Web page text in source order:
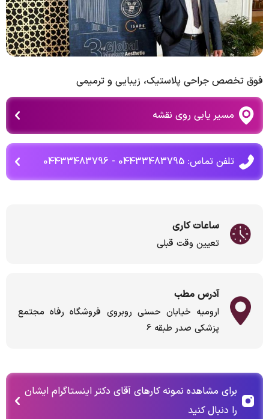
فوق تخصص جراحی پلاستیک، زیبایی و ترمیمی
مسیر یابی روی نقشه
تلفن تماس: 04433483795 - 04433483796
ساعات کاری
تعیین وقت قبلی
آدرس مطب
ارومیه خیابان حسنی روبروی فروشگاه رفاه مجتمع
پزشکی صدر طبقه 6
برای مشاهده نمونه کارهای آقای دکتر اینستاگرام ایشان
را دنبال کنید